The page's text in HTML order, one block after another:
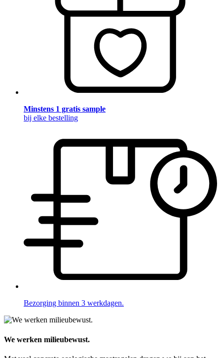
Minstens 1 gratis sample
bij elke bestelling
Bezorging binnen 3 werkdagen.
We werken milieubewust.